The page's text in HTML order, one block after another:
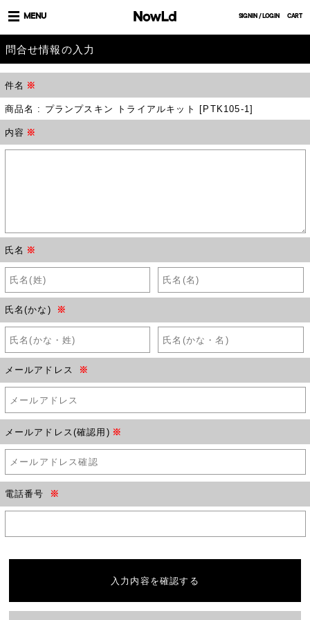
MENU SIGNIN / LOGIN CART
問合せ情報の入力
件名 ※
商品名 : プランプスキン トライアルキット [PTK105-1]
内容 ※
氏名 ※
氏名(かな) ※
メールアドレス ※
メールアドレス(確認用) ※
電話番号 ※
入力内容を確認する